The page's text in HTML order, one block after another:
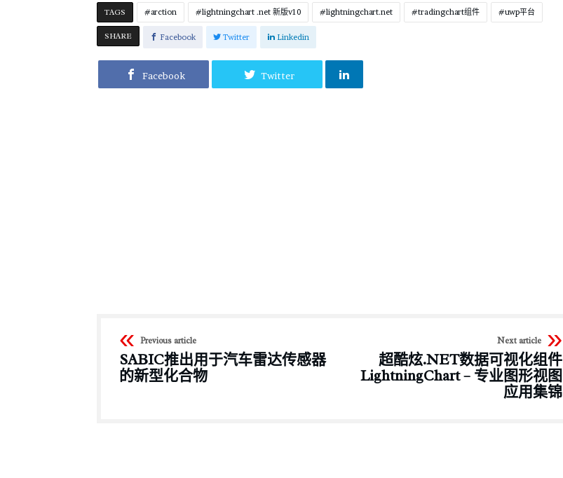
TAGS arction lightningchart .net 新版v10 lightningchart.net tradingchart组件 uwp平台
SHARE Facebook Twitter Linkedin
Facebook Twitter
Previous article
SABIC推出用于汽车雷达传感器
的新型化合物
Next article
超酷炫.NET数据可视化组件
LightningChart – 专业图形视图
应用集锦